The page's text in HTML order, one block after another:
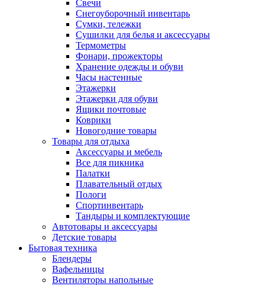
Свечи
Снегоуборочный инвентарь
Сумки, тележки
Сушилки для белья и аксессуары
Термометры
Фонари, прожекторы
Хранение одежды и обуви
Часы настенные
Этажерки
Этажерки для обуви
Ящики почтовые
Коврики
Новогодние товары
Товары для отдыха
Аксессуары и мебель
Все для пикника
Палатки
Плавательный отдых
Пологи
Спортинвентарь
Тандыры и комплектующие
Автотовары и аксессуары
Детские товары
Бытовая техника
Блендеры
Вафельницы
Вентиляторы напольные